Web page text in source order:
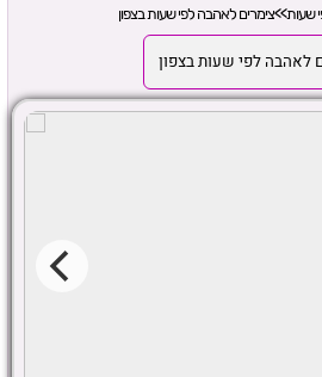
שעות>>צימרים לאהבה לפי שעות בצפון